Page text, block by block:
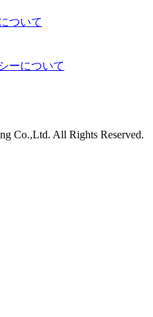
ついて
ーについて
Co.,Ltd. All Rights Reserved.